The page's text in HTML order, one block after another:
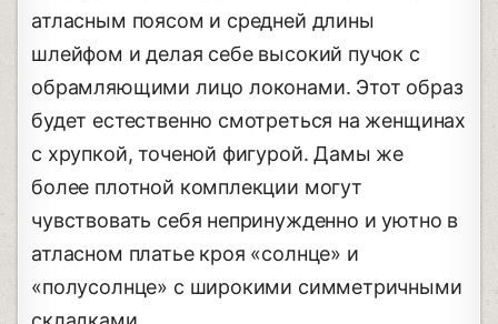
атласным поясом и средней длины
шлейфом и делая себе высокий пучок с
обрамляющими лицо локонами. Этот образ
будет естественно смотреться на женщинах
с хрупкой, точеной фигурой. Дамы же
более плотной комплекции могут
чувствовать себя непринужденно и уютно в
атласном платье кроя «солнце» и
«полусолнце» с широкими симметричными